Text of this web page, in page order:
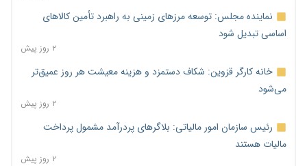
نماینده مجلس: توسعه مرزهای زمینی به راهبرد تأمین کالاهای
اساسی تبدیل شود
۲ روز پیش
خانه کارگر قزوین: شکاف دستمزد و هزینه معیشت هر روز عمیق‌تر
می‌شود
۲ روز پیش
رئیس سازمان امور مالیاتی: بلاگرهای پردرآمد مشمول پرداخت
مالیات هستند
۲ روز پیش